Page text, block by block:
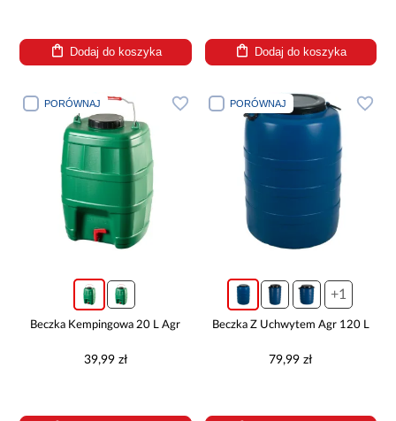
Dodaj do koszyka Dodaj do koszyka
PORÓWNAJ
Beczka Kempingowa 20 L Agr
39,99 zł
PORÓWNAJ
+1
Beczka Z Uchwytem Agr 120 L
79,99 zł